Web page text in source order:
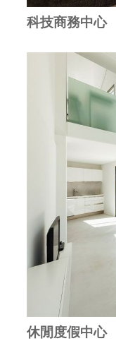
科技商務中心
休閒度假中心